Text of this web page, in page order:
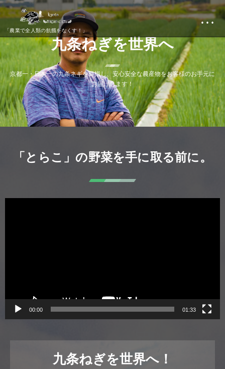
「農業で全人類の飢餓をなくす！」
…
九条ねぎを世界へ
京都一・日本一の九条ネギを目指し 、安心安全な農産物をお客様のお手元に
お届け しま す！
「とらこ」の野菜を手に取る前に。
00:00 01:33
九条ねぎを世界へ！